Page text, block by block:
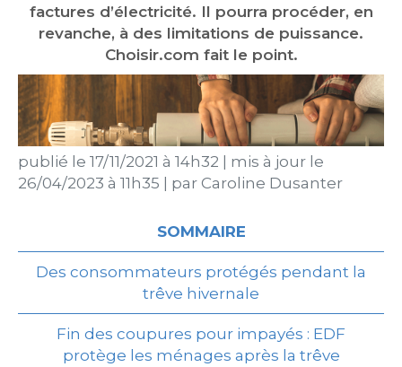
factures d’électricité. Il pourra procéder, en
revanche, à des limitations de puissance.
Choisir.com fait le point.
publié le 17/11/2021 à 14h32
mis à jour le
26/04/2023 à 11h35
par Caroline Dusanter
SOMMAIRE
Des consommateurs protégés pendant la
trêve hivernale
Fin des coupures pour impayés : EDF
protège les ménages après la trêve